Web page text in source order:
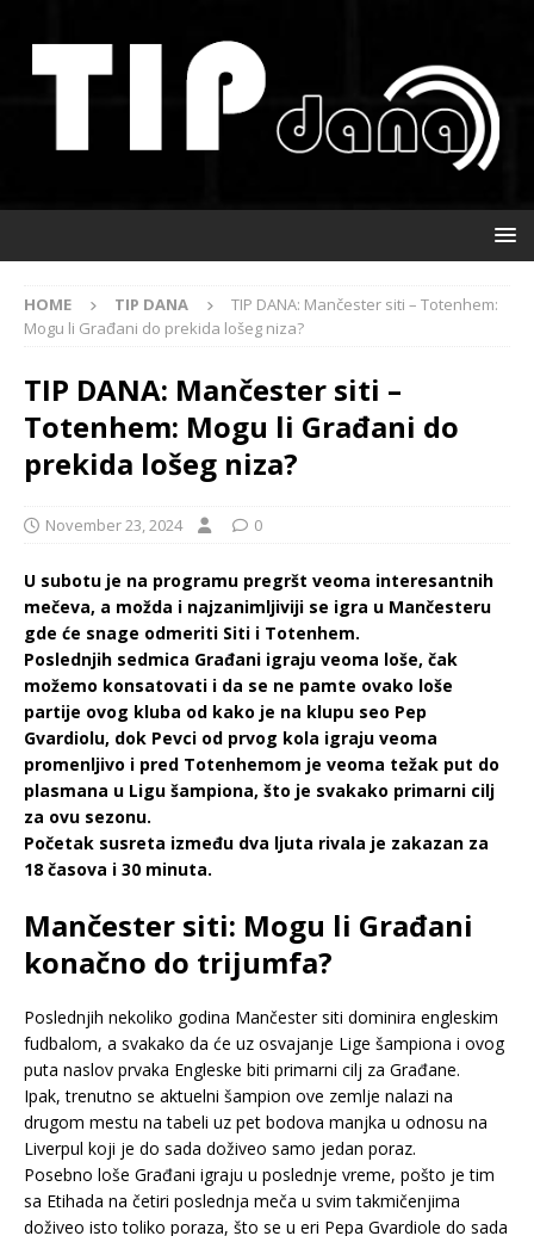
HOME TIP DANA
TIP DANA: Mančester siti – Totenhem:
Mogu li Građani do prekida lošeg niza?
TIP DANA: Mančester siti –
Totenhem: Mogu li Građani do
prekida lošeg niza?
November 23, 2024 0
U subotu je na programu pregršt veoma interesantnih
mečeva, a možda i najzanimljiviji se igra u Mančesteru
gde će snage odmeriti Siti i Totenhem.
Poslednjih sedmica Građani igraju veoma loše, čak
možemo konsatovati i da se ne pamte ovako loše
partije ovog kluba od kako je na klupu seo Pep
Gvardiolu, dok Pevci od prvog kola igraju veoma
promenljivo i pred Totenhemom je veoma težak put do
plasmana u Ligu šampiona, što je svakako primarni cilj
za ovu sezonu.
Početak susreta između dva ljuta rivala je zakazan za
18 časova i 30 minuta.
Mančester siti: Mogu li Građani
konačno do trijumfa?
Poslednjih nekoliko godina Mančester siti dominira engleskim
fudbalom, a svakako da će uz osvajanje Lige šampiona i ovog
puta naslov prvaka Engleske biti primarni cilj za Građane.
Ipak, trenutno se aktuelni šampion ove zemlje nalazi na
drugom mestu na tabeli uz pet bodova manjka u odnosu na
Liverpul koji je do sada doživeo samo jedan poraz.
Posebno loše Građani igraju u poslednje vreme, pošto je tim
sa Etihada na četiri poslednja meča u svim takmičenjima
doživeo isto toliko poraza, što se u eri Pepa Gvardiole do sada